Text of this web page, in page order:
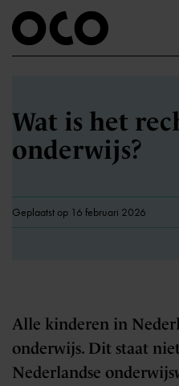
Wat is het
onderwijs?
Geplaatst op 16 februari 2026
Alle kinderen in
onderwijs. Dit staat
Nederlandse